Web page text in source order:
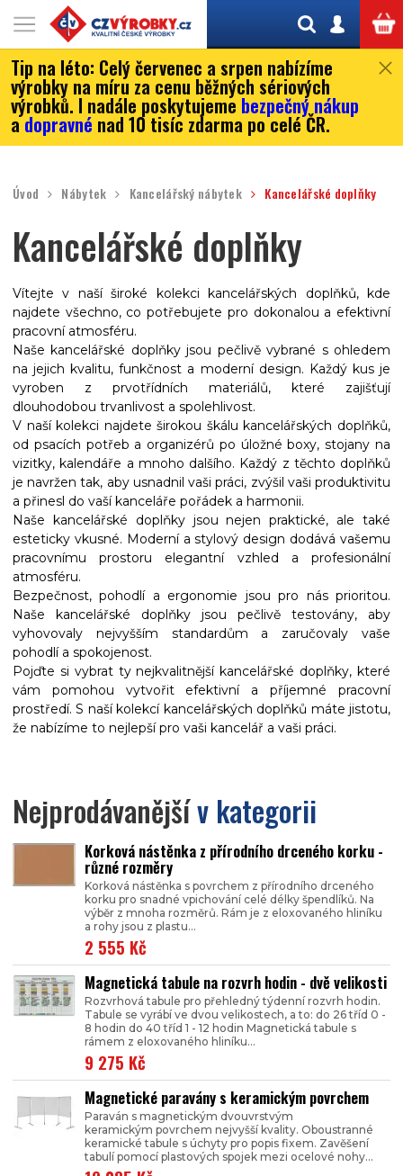
Tip na léto: Celý červenec a srpen nabízíme
výrobky na míru za cenu běžných sériových
výrobků. I nadále poskytujeme bezpečný nákup
adopravné nad 10 tisíc zdarma po celé ČR.
Úvod Nábytek Kancelářský nábytek Kancelářské doplňky
Kancelářské doplňky
Vítejte v naší široké kolekci kancelářských doplňků, kde
najdete všechno, co potřebujete pro dokonalou a efektivní
pracovní atmosféru.
Naše kancelářské doplňky jsou pečlivě vybrané s ohledem
na jejich kvalitu, funkčnost a moderní design. Každý kus je
vyroben z prvotřídních materiálů, které zajišťují
dlouhodobou trvanlivost a spolehlivost.
V naší kolekci najdete širokou škálu kancelářských doplňků,
od psacích potřeb a organizérů po úložné boxy, stojany na
vizitky, kalendáře a mnoho dalšího. Každý z těchto doplňků
je navržen tak, aby usnadnil vaši práci, zvýšil vaši produktivitu
a přinesl do vaší kanceláře pořádek a harmonii.
Naše kancelářské doplňky jsou nejen praktické, ale také
esteticky vkusné. Moderní a stylový design dodává vašemu
pracovnímu prostoru elegantní vzhled a profesionální
atmosféru.
Bezpečnost, pohodlí a ergonomie jsou pro nás prioritou.
Naše kancelářské doplňky jsou pečlivě testovány, aby
vyhovovaly nejvyšším standardům a zaručovaly vaše
pohodlí a spokojenost.
Pojďte si vybrat ty nejkvalitnější kancelářské doplňky, které
vám pomohou vytvořit efektivní a příjemné pracovní
prostředí. S naší kolekcí kancelářských doplňků máte jistotu,
že nabízíme to nejlepší pro vaši kancelář a vaši práci.
Nejprodávanějšív kategorii
Korková nástěnka z přírodního drceného korku -
různé rozměry
Korková nástěnka s povrchem z přírodního drceného
korku pro snadné vpichování celé délky špendlíků. Na
výběr z mnoha rozměrů. Rám je z eloxovaného hliníku
a rohy jsou z plastu...
2 555 Kč
Magnetická tabule na rozvrh hodin - dvě velikosti
Rozvrhová tabule pro přehledný týdenní rozvrh hodin.
Tabule se vyrábí ve dvou velikostech, a to: do 26 tříd 0 -
8 hodin do 40 tříd 1 - 12 hodin Magnetická tabule s
rámem z eloxovaného hliníku...
9 275 Kč
Magnetické paravány s keramickým povrchem
Paraván s magnetickým dvouvrstvým
keramickým povrchem nejvyšší kvality. Oboustranné
keramické tabule s úchyty pro popis fixem. Zavěšení
tabulí pomocí plastových spojek mezi ocelové nohy...